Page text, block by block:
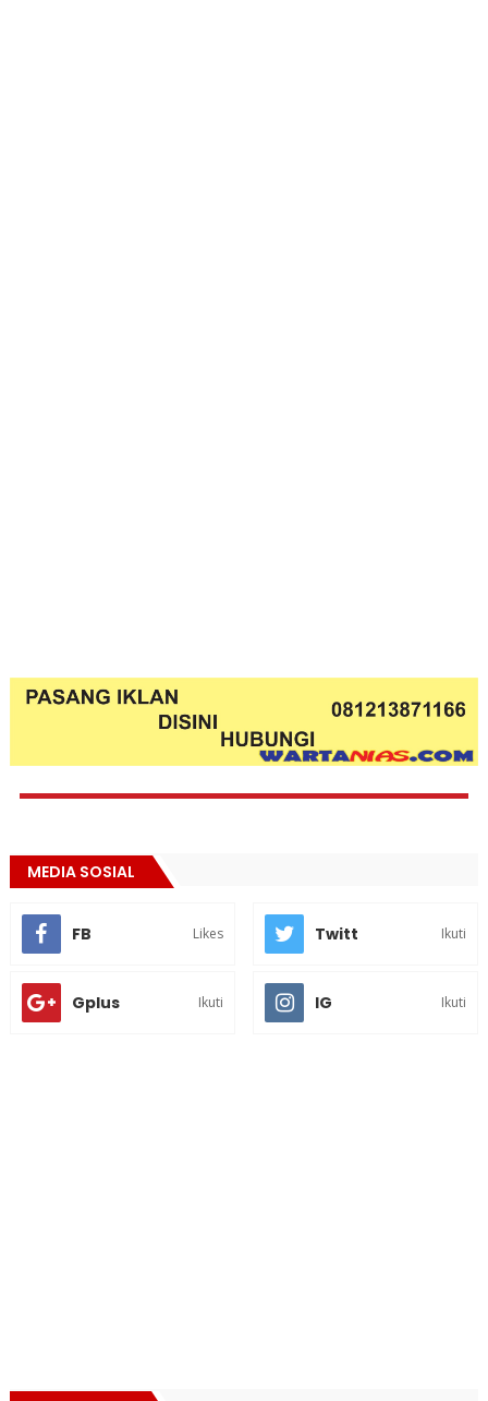
MEDIA SOSIAL
FB Likes Twitt Ikuti
Gplus Ikuti IG Ikuti